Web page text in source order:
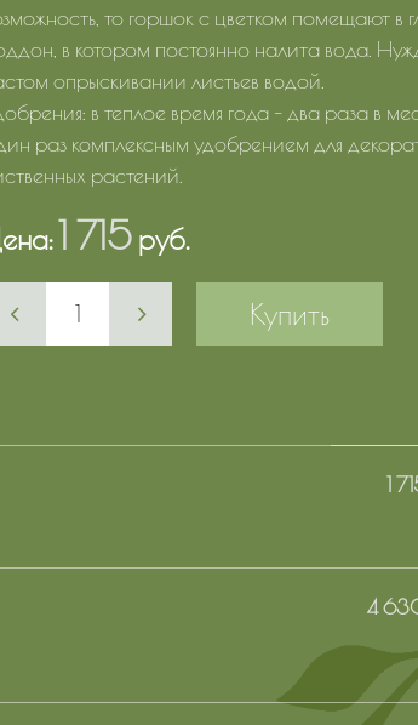
то горшок с цветком помещают в
в котором постоянно налита вода.
опрыскивании листьев водой.
в теплое время года – два раза в
раз комплексным удобрением для
растений.
1 715 руб.
Купить
1
4